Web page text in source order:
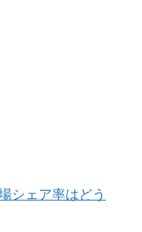
シェア率はどう